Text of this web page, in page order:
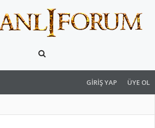
GIRIŞ YAP ÜYE OL